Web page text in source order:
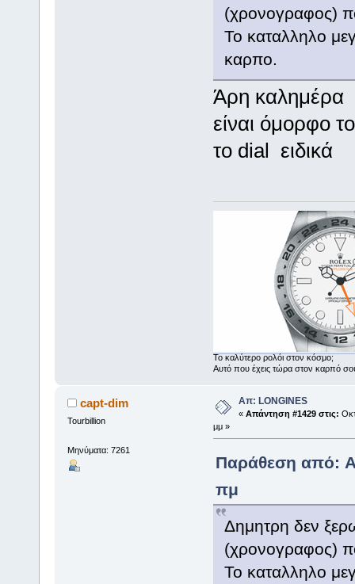
(χρονογραφος)
Το καταλληλο
καρπο.
Άρη καλημέρα
είναι όμορφο
το dial ειδικά
Το καλύτερο ρολόι στον κόσμο;
Αυτό που έχεις τώρα στον καρπό
capt-dim
Tourbillion
Μηνύματα: 7261
Απ: LONGINES
« Απάντηση #1429 στις:
μμ »
Παράθεση από:
πμ
Δημητρη δεν
(χρονογραφος)
Το καταλληλο